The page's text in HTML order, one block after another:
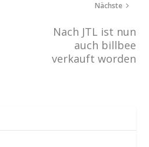
Nächste
Nach JTL ist nun
auch billbee
verkauft worden